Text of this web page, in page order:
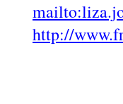
http://